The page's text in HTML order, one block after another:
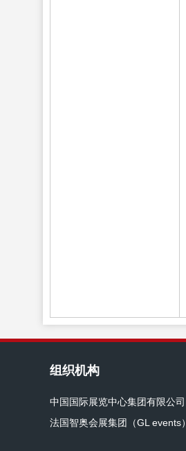
组织机构
中国国际展览中心集团有限公司
法国智奥会展集团（GL events）